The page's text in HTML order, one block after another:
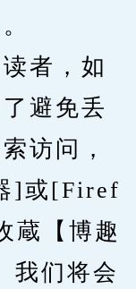
者，如
避免丢
访问，
]或[Firef
蔵【博趣
我们将会